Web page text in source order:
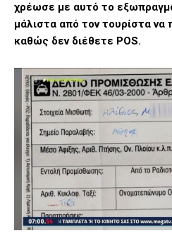
χρέωσε με αυτό το
μάλιστα από τον τουρίστα
καθώς δεν διέθετε POS.